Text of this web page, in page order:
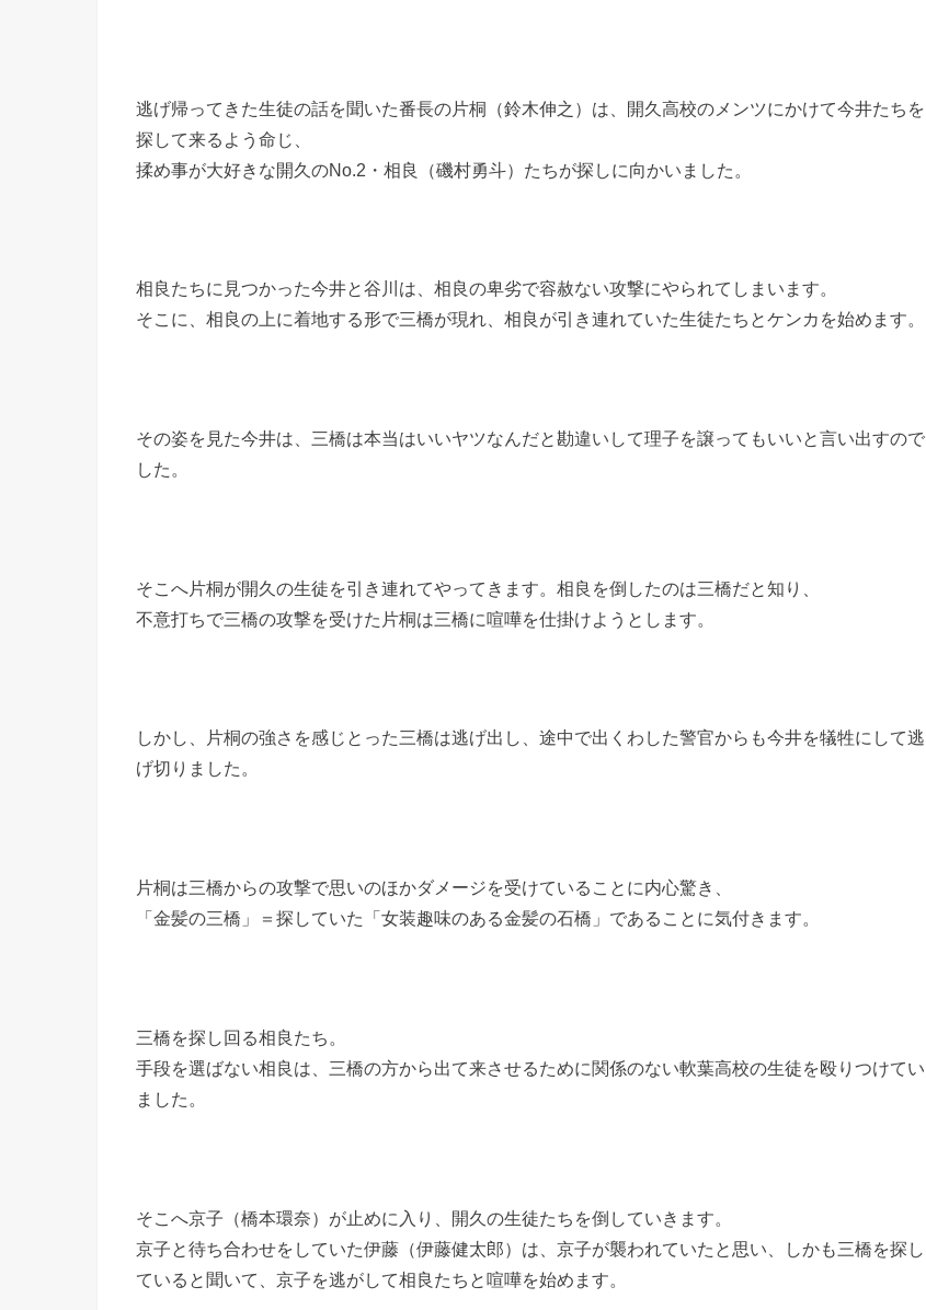
逃げ帰ってきた生徒の話を聞いた番長の片桐（鈴木伸之）は、開久高校のメンツにかけて今井たちを
探して来るよう命じ、
揉め事が大好きな開久のNo.2・相良（磯村勇斗）たちが探しに向かいました。
相良たちに見つかった今井と谷川は、相良の卑劣で容赦ない攻撃にやられてしまいます。
そこに、相良の上に着地する形で三橋が現れ、相良が引き連れていた生徒たちとケンカを始めます。
その姿を見た今井は、三橋は本当はいいヤツなんだと勘違いして理子を譲ってもいいと言い出すので
した。
そこへ片桐が開久の生徒を引き連れてやってきます。相良を倒したのは三橋だと知り、
不意打ちで三橋の攻撃を受けた片桐は三橋に喧嘩を仕掛けようとします。
しかし、片桐の強さを感じとった三橋は逃げ出し、途中で出くわした警官からも今井を犠牲にして逃
げ切りました。
片桐は三橋からの攻撃で思いのほかダメージを受けていることに内心驚き、
「金髪の三橋」＝探していた「女装趣味のある金髪の石橋」であることに気付きます。
三橋を探し回る相良たち。
手段を選ばない相良は、三橋の方から出て来させるために関係のない軟葉高校の生徒を殴りつけてい
ました。
そこへ京子（橋本環奈）が止めに入り、開久の生徒たちを倒していきます。
京子と待ち合わせをしていた伊藤（伊藤健太郎）は、京子が襲われていたと思い、しかも三橋を探し
ていると聞いて、京子を逃がして相良たちと喧嘩を始めます。